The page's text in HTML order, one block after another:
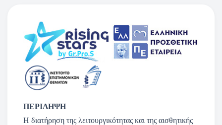
ΠΕΡΙΛΗΨΗ
Η διατήρηση της λειτουργικότητας και της αισθητικής